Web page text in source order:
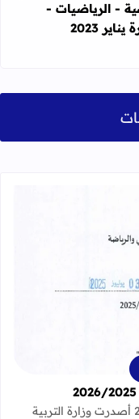
الموحد المحلي في مواد :
- الرياضيات -
2023
عن مقرر تنظيم السنة الدراسية
مقرر تنظيم السنة الدراسية 2026/2025 أصدرت وزارة التربية